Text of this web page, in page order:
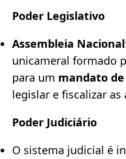
Poder Legislativo
Assembleia Nacional
unicameral formado
para um mandato de
legislar e fiscalizar as
Poder Judiciário
O sistema judicial é